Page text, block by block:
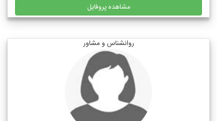
مشاهده پروفایل
روانشناس و مشاور